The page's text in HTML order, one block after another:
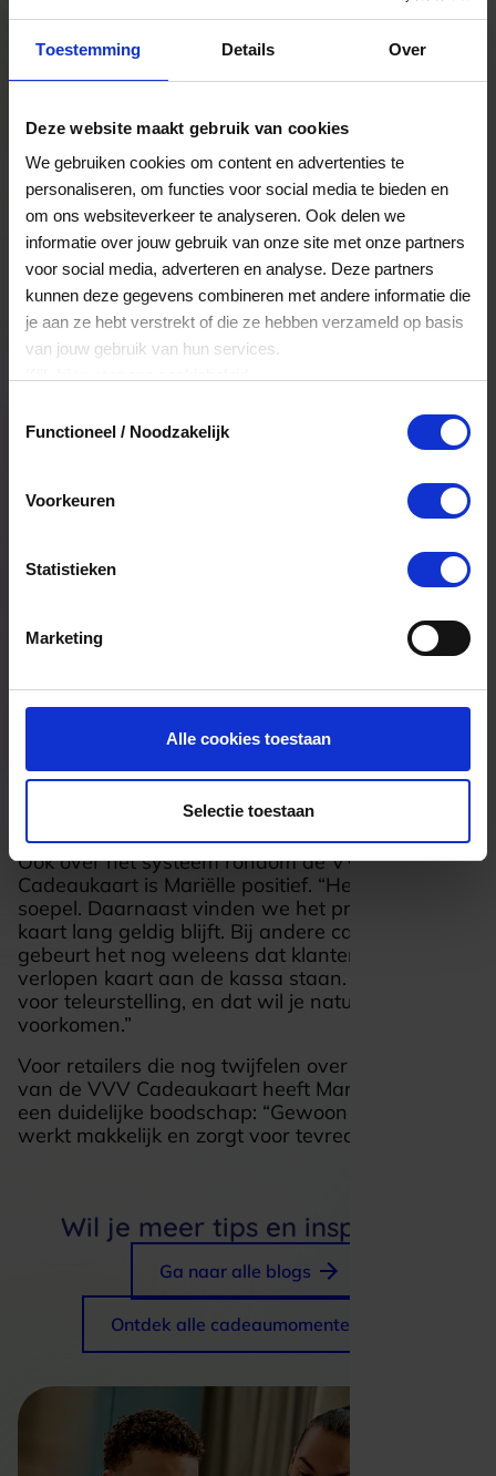
Toestemming Details Over
Deze website maakt gebruik van cookies
We gebruiken cookies om content en advertenties te
personaliseren, om functies voor social media te bieden en
om ons websiteverkeer te analyseren. Ook delen we
informatie over jouw gebruik van onze site met onze partners
voor social media, adverteren en analyse. Deze partners
kunnen deze gegevens combineren met andere informatie die
je aan ze hebt verstrekt of die ze hebben verzameld op basis
van jouw gebruik van hun services.
Functioneel / Noodzakelijk
Voorkeuren
Statistieken
Marketing
Alle cookies toestaan
Selectie toestaan
Waar klanten hun cadeaukaart precies aan
besteden, verschilt sterk. “Eigenlijk aan van alles.
Er is niet één specifiek product uit te lichten.” Wel
merkt het tuincentrum dat klanten regelmatig
doen. “Mensen leveren soms meerdere kaarten
tegelijk in voor bijvoorbeeld de inrichting van een
nieuw huis of tuin.”
Juist die keuzevrijheid maakt cadeaukaarten
volgens Mariëlle zo waardevol. “Mensen vragen
er bewust om als cadeau, omdat ze dan zelf iets
kunnen uitzoeken dat echt bij hun smaak of
woning past. Daardoor voelt het nooit als een
nutteloos cadeau.”
Gebruiksvriendelijk voor
winkel én klant
Ook over het systeem rondom de VVV
Cadeaukaart is Mariëlle positief. “Het werkt heel
soepel. Daarnaast vinden we het prettig dat de
kaart lang geldig blijft. Bij andere cadeaukaarten
gebeurt het nog weleens dat klanten met een
verlopen kaart aan de kassa staan. Dat zorgt
voor teleurstelling, en dat wil je natuurlijk
voorkomen.”
Voor retailers die nog twijfelen over acceptatie
van de VVV Cadeaukaart heeft Mariëlle dan ook
een duidelijke boodschap: “Gewoon doen. Het
werkt makkelijk en zorgt voor tevreden klanten.”
Wil je meer tips en inspiratie?
Ga naar alle blogs
Ontdek alle cadeaumomenten